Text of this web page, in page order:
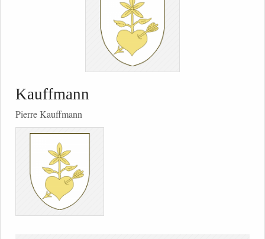
Kauffmann
Pierre Kauffmann